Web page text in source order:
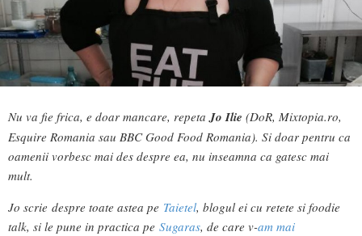
Nu va fie frica, e doar mancare, repeta Jo Ilie (DoR, Mixtopia.ro,
Esquire Romania sau BBC Good Food Romania). Si doar pentru ca
oamenii vorbesc mai des despre ea, nu inseamna ca gatesc mai
mult.
Jo scrie despre toate astea pe Taietel, blogul ei cu retete si foodie
talk, si le pune in practica pe Sugaras, de care v-am mai